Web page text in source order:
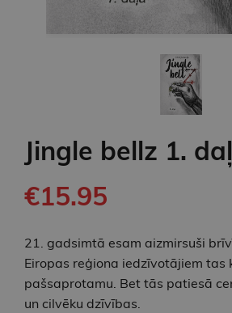
Jingle bellz 1.
€15.95
21. gadsimtā esam aizmirsuši
Eiropas reģiona iedzīvotājiem tas
pašsaprotamu. Bet tās patiesā
un cilvēku dzīvības.